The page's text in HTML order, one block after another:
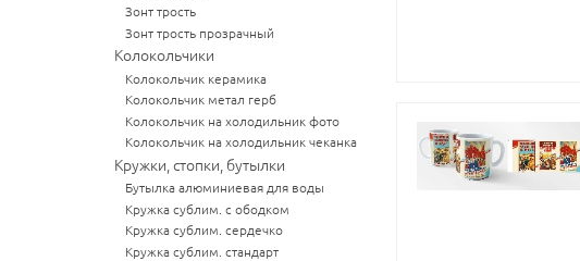
Зонт трость
Зонт трость прозрачный
Колокольчики
Колокольчик керамика
Колокольчик метал герб
Колокольчик на холодильник фото
Колокольчик на холодильник чеканка
Кружки, стопки, бутылки
Бутылка алюминиевая для воды
Кружка сублим. с ободком
Кружка сублим. сердечко
Кружка сублим. стандарт